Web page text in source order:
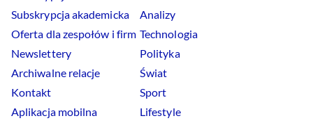
Subskrypcja akademicka
Oferta dla zespołów i firm
Newslettery
Archiwalne relacje
Kontakt
Aplikacja mobilna
Analizy
Technologia
Polityka
Świat
Sport
Lifestyle